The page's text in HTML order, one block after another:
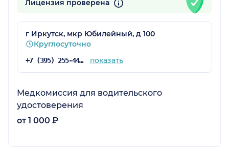
Лицензия проверена
г Иркутск, мкр Юбилейный, д 100
Круглосуточно
+7 (395) 255-44-35 показать
Медкомиссия для водительского
удостоверения
от 1 000 ₽